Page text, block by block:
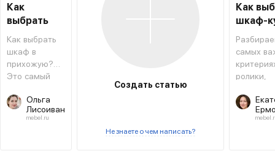
Как
выбрать
шкаф в
прихожую
Как выбрать
шкаф в
прихожую?
Это самый
предмет
мебели
Ольга
Лисоиван
mebel.ru
Создать статью
Не знаете о чем написать?
Как
шкаф-
самых
ролики,
другое.